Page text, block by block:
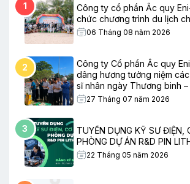
1
Công ty cổ phần Ắc quy
chức chương trình du lịch
06 Tháng 08 năm 2026
2
Công ty Cổ phần Ắc quy
dâng hương tưởng niệm
sĩ nhân ngày Thương binh –
27 Tháng 07 năm 2026
3
TUYỂN DỤNG KỸ SƯ ĐIỆN,
PHÒNG DỰ ÁN R&D PIN
22 Tháng 05 năm 2026